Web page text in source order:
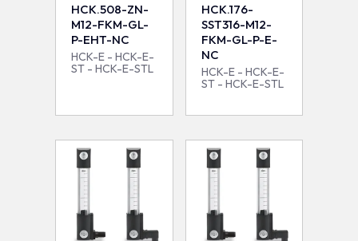
HCK.508-ZN-
M12-FKM-GL-
P-EHT-NC
HCK-E - HCK-E-
ST - HCK-E-STL
HCK.176-
SST316-M12-
FKM-GL-P-E-
NC
HCK-E - HCK-E-
ST - HCK-E-STL